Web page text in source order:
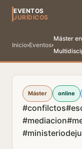
EVENTOS
JURÍDICOS
Inicio›Eventos›
Máster
Máster online
#confilctos
#mediacion